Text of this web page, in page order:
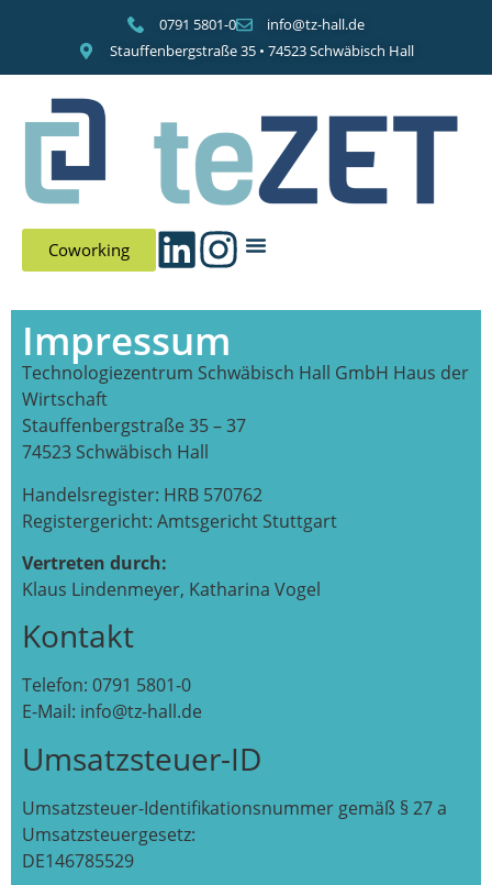
0791 5801-0
info@tz-hall.de
Stauffenbergstraße 35 • 74523 Schwäbisch Hall
Coworking
Impressum
Technologiezentrum Schwäbisch Hall GmbH Haus der
Wirtschaft
Stauffenbergstraße 35 – 37
74523 Schwäbisch Hall
Handelsregister: HRB 570762
Registergericht: Amtsgericht Stuttgart
Vertreten durch:
Klaus Lindenmeyer, Katharina Vogel
Kontakt
Telefon: 0791 5801-0
E-Mail: info@tz-hall.de
Umsatzsteuer-ID
Umsatzsteuer-Identifikationsnummer gemäß § 27 a
Umsatzsteuergesetz:
DE146785529